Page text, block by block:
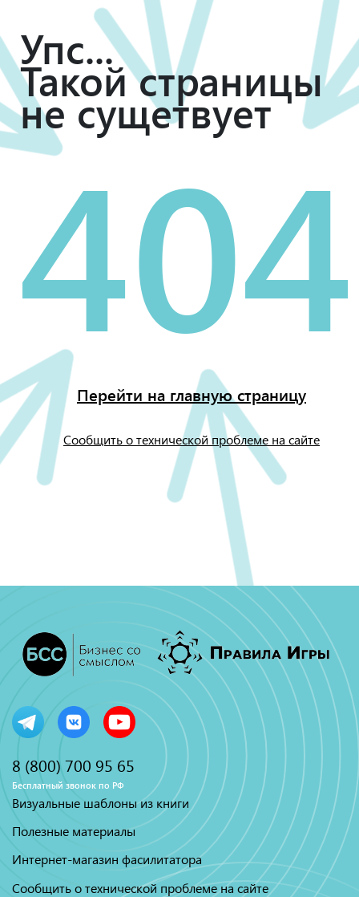
Упс...
Такой страницы
не сущетвует
404
Перейти на главную страницу
Сообщить о технической проблеме на сайте
8 (800) 700 95 65
Бесплатный звонок по РФ
Визуальные шаблоны из книги
Полезные материалы
Интернет-магазин фасилитатора
Сообщить о технической проблеме на сайте